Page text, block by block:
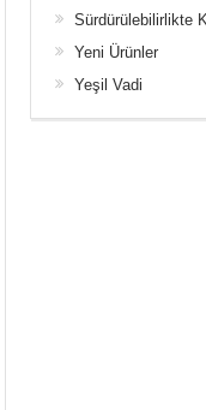
Sürdürülebilirlikte
Yeni Ürünler
Yeşil Vadi